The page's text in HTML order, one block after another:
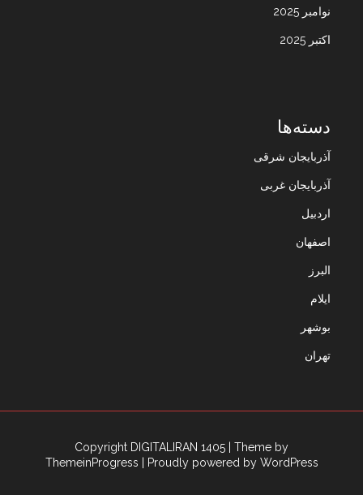
نوامبر 2025
اکتبر 2025
دسته‌ها
آذربایجان شرقی
آذربایجان غربی
اردبیل
اصفهان
البرز
ایلام
بوشهر
تهران
Copyright DIGITALIRAN 1405
| Theme by
ThemeinProgress
| Proudly powered by WordPress